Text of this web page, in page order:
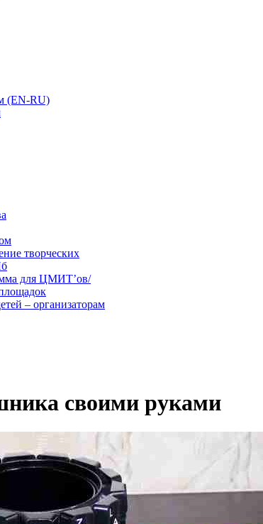
(EN-RU)
творческих
для ЦМИТ’ов/
– организаторам
своими руками